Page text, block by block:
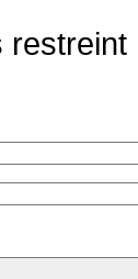
restreint